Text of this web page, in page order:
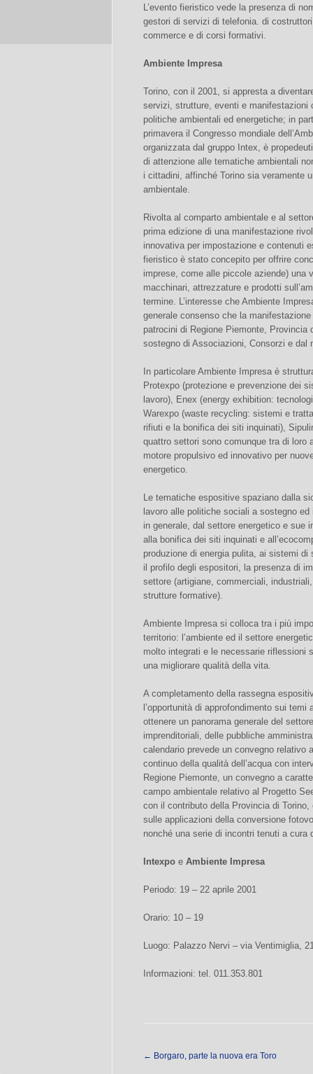
L’evento fieristico vede la presenza di
gestori di servizi di telefonia. di
commerce e di corsi formativi.
Ambiente Impresa
Torino, con il 2001, si appresta a
servizi, strutture, eventi e manifestazioni
politiche ambientali ed energetiche; in
primavera il Congresso mondiale
organizzata dal gruppo Intex, è
di attenzione alle tematiche ambientali
i cittadini, affinché Torino sia veramente
ambientale.
Rivolta al comparto ambientale e al
prima edizione di una manifestazione
innovativa per impostazione e contenuti
fieristico è stato concepito per offrire
imprese, come alle piccole aziende) una
macchinari, attrezzature e prodotti
termine. L’interesse che Ambiente
generale consenso che la
patrocini di Regione Piemonte, Provincia
sostegno di Associazioni, Consorzi e dal
In particolare Ambiente Impresa è
Protexpo (protezione e prevenzione dei
lavoro), Enex (energy exhibition:
Warexpo (waste recycling: sistemi e
rifiuti e la bonifica dei siti inquinati),
quattro settori sono comunque tra di loro
motore propulsivo ed innovativo per
energetico.
Le tematiche espositive spaziano dalla
lavoro alle politiche sociali a sostegno
in generale, dal settore energetico e sue
alla bonifica dei siti inquinati e
produzione di energia pulita, ai sistemi
il profilo degli espositori, la presenza di
settore (artigiane, commerciali,
strutture formative).
Ambiente Impresa si colloca tra i più
territorio: l’ambiente ed il settore
molto integrati e le necessarie riflessioni
una migliorare qualità della vita.
A completamento della rassegna
l’opportunità di approfondimento sui
ottenere un panorama generale del
imprenditoriali, delle pubbliche
calendario prevede un convegno relativo
continuo della qualità dell’acqua con
Regione Piemonte, un convegno a
campo ambientale relativo al Progetto
con il contributo della Provincia di
sulle applicazioni della conversione
nonché una serie di incontri tenuti a cura
Intexpo e Ambiente Impresa
Periodo: 19 – 22 aprile 2001
Orario: 10 – 19
Luogo: Palazzo Nervi – via Ventimiglia,
Informazioni: tel. 011.353.801
← Borgaro, parte la nuova era Toro